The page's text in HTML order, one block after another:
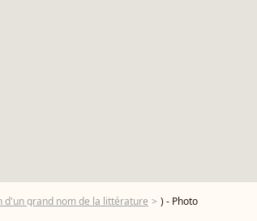
d'un grand nom de la littérature ) - Photo